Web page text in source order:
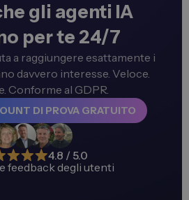
gli agenti IA
per te 24/7
a raggiungere esattamente i
davvero interesse. Veloce.
Conforme al GDPR.
DI PROVA GRATUITO
4.8 / 5.0
feedback degli utenti